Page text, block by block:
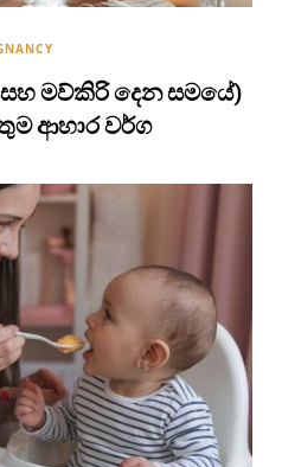
මව්කිරි දෙන සමයේ)
ආහාර වර්ග